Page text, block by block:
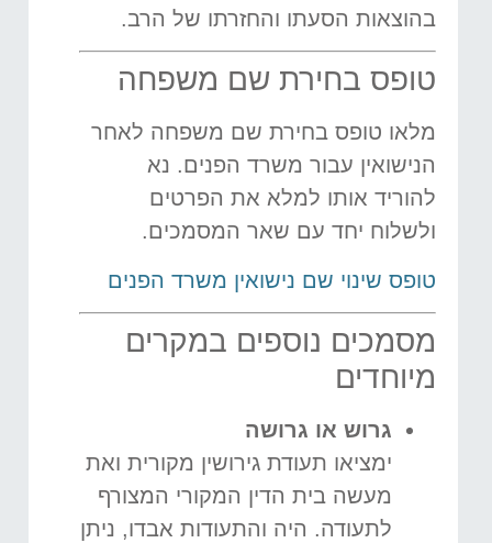
בהוצאות הסעתו והחזרתו של הרב.
טופס בחירת שם משפחה
מלאו טופס בחירת שם משפחה לאחר
הנישואין עבור משרד הפנים. נא
להוריד אותו למלא את הפרטים
ולשלוח יחד עם שאר המסמכים.
טופס שינוי שם נישואין משרד הפנים
מסמכים נוספים במקרים
מיוחדים
גרוש או גרושה
ימציאו תעודת גירושין מקורית ואת
מעשה בית הדין המקורי המצורף
לתעודה. היה והתעודות אבדו, ניתן